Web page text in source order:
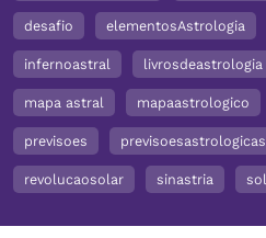
desafio elementosAstrologia
infernoastral livrosdeastrologia
mapa astral mapaastrologico
previsoes previsoesastrologicas
revolucaosolar sinastria sol